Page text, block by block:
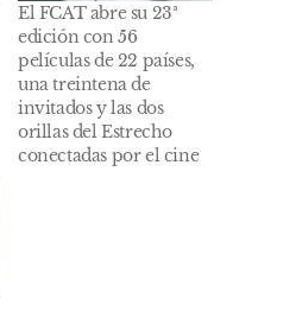
El FCAT abre su 23ª
edición con 56
películas de 22 países,
una treintena de
invitados y las dos
orillas del Estrecho
conectadas por el cine